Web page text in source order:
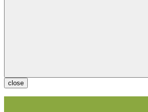
close